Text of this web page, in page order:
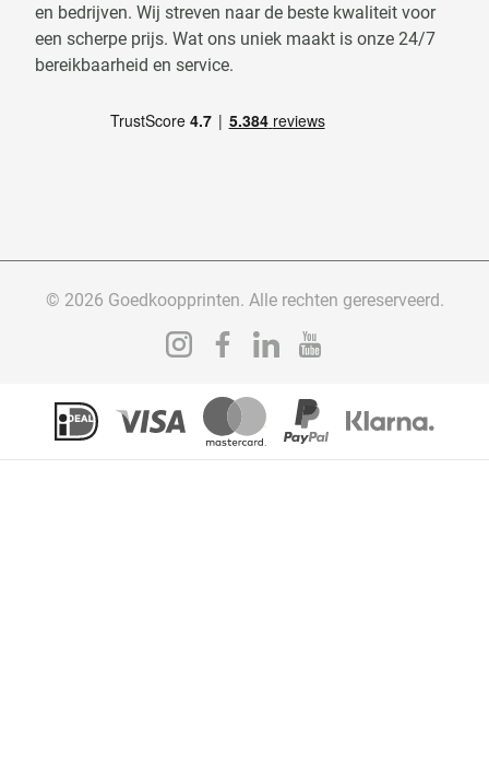
en bedrijven. Wij streven naar de beste kwaliteit voor
een scherpe prijs. Wat ons uniek maakt is onze 24/7
bereikbaarheid en service.
© 2026 Goedkoopprinten. Alle rechten gereserveerd.